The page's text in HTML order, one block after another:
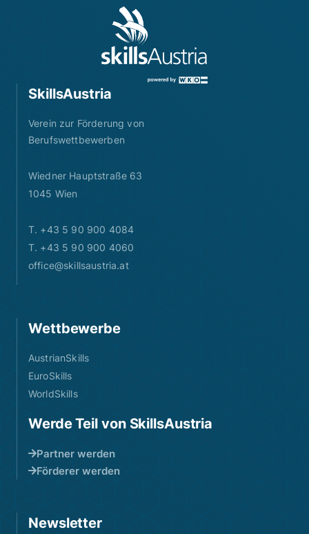
SkillsAustria
Verein zur Förderung von
Berufswettbewerben
Wiedner Hauptstraße 63
1045 Wien
T. +43 5 90 900 4084
T. +43 5 90 900 4060
office@skillsaustria.at
Wettbewerbe
AustrianSkills
EuroSkills
WorldSkills
Werde Teil von SkillsAustria
Partner werden
Förderer werden
Newsletter